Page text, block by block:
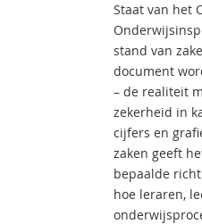
Staat van het
stand van
document
– de realiteit
zekerheid in
cijfers en
zaken geeft
bepaalde
hoe leraren,